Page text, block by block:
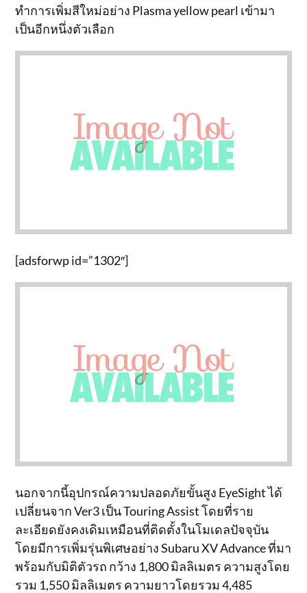
ทำการเพิ่มสีใหม่อย่าง Plasma yellow pearl เข้ามา
เป็นอีกหนึ่งตัวเลือก
[adsforwp id=”1302″]
นอกจากนี้อุปกรณ์ความปลอดภัยขั้นสูง EyeSight ได้
เปลี่ยนจาก Ver3 เป็น Touring Assist โดยที่ราย
ละเอียดยังคงเดิมเหมือนที่ติดตั้งในโมเดลปัจจุบัน
โดยมีการเพิ่มรุ่นพิเศษอย่าง Subaru XV Advance ที่มา
พร้อมกับมิติตัวรถ กว้าง 1,800 มิลลิเมตร ความสูงโดย
รวม 1,550 มิลลิเมตร ความยาวโดยรวม 4,485